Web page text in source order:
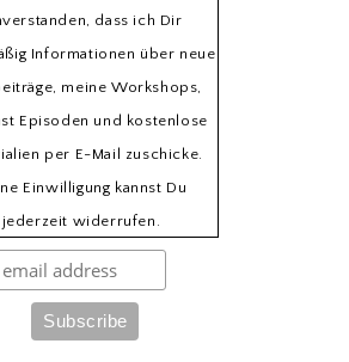
dass ich Dir
Informationen über neue
meine Workshops,
Episoden und kostenlose
per E-Mail zuschicke.
Einwilligung kannst Du
jederzeit widerrufen.